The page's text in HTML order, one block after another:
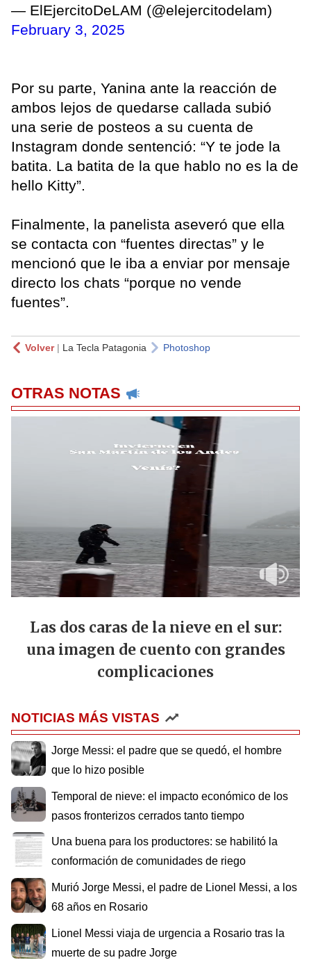
— ElEjercitoDeLAM (@elejercitodelam)
February 3, 2025
Por su parte, Yanina ante la reacción de
ambos lejos de quedarse callada subió
una serie de posteos a su cuenta de
Instagram donde sentenció: “Y te jode la
batita. La batita de la que hablo no es la de
hello Kitty”.
Finalmente, la panelista aseveró que ella
se contacta con “fuentes directas” y le
mencionó que le iba a enviar por mensaje
directo los chats “porque no vende
fuentes”.
Volver| La Tecla Patagonia Photoshop
OTRAS NOTAS
Las dos caras de la nieve en el sur:
una imagen de cuento con grandes
complicaciones
NOTICIAS MÁS VISTAS
Jorge Messi: el padre que se quedó, el hombre
que lo hizo posible
Temporal de nieve: el impacto económico de los
pasos fronterizos cerrados tanto tiempo
Una buena para los productores: se habilitó la
conformación de comunidades de riego
Murió Jorge Messi, el padre de Lionel Messi, a los
68 años en Rosario
Lionel Messi viaja de urgencia a Rosario tras la
muerte de su padre Jorge